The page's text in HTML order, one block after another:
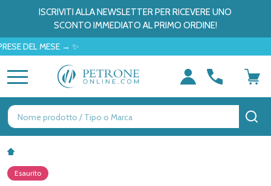
ISCRIVITI ALLA NEWSLETTER PER RICEVERE UNO
SCONTO IMMEDIATO AL PRIMO ORDINE!
MESE → ✨
Ricerca
Esaurito